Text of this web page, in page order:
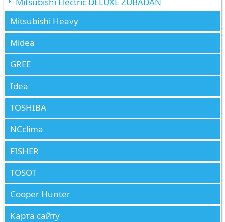
Mitsubishi Heavy
Midea
GREE
Idea
TOSHIBA
NCclima
FISHER
TOSOT
Cooper Hunter
Карта сайту